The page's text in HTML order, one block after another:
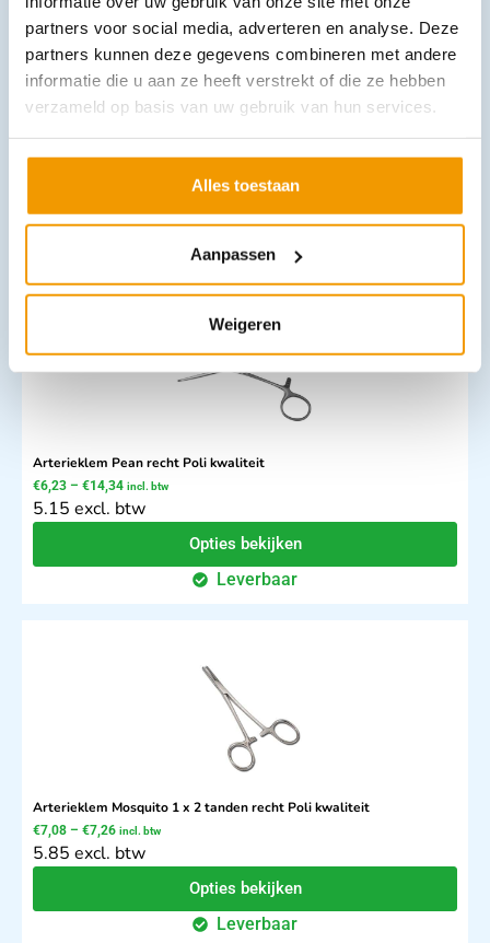
partners voor social media, adverteren en analyse. Deze
partners kunnen deze gegevens combineren met andere
informatie die u aan ze heeft verstrekt of die ze hebben
verzameld op basis van uw gebruik van hun services.
Alles toestaan
Aanpassen
Weigeren
Doekklem Backhaus Afdeling kwaliteit RVS
€3,23 incl. btw
2.67 excl. btw
Arterieklem Pean recht Poli kwaliteit
€6,23 – €14,34 incl. btw
5.15 excl. btw
Opties bekijken
Leverbaar
Arterieklem Mosquito 1 x 2 tanden recht Poli kwaliteit
€7,08 – €7,26 incl. btw
5.85 excl. btw
Opties bekijken
Leverbaar